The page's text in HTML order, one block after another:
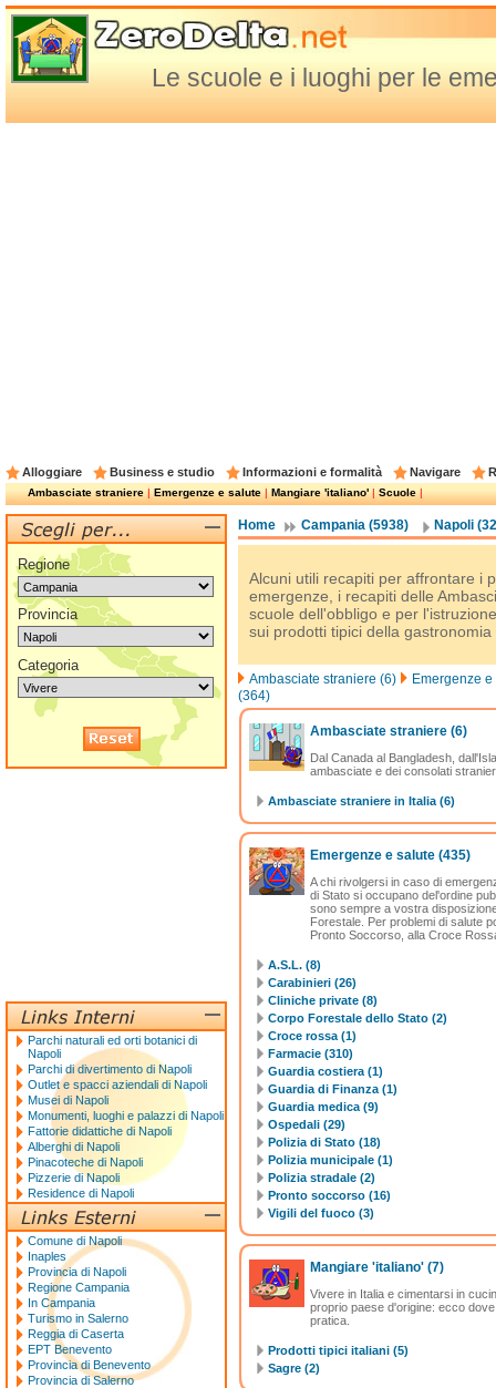
Le scuole e i luoghi per le
Alloggiare Business e studio Informazioni e formalità Navigare
Ambasciate straniere|Emergenze e salute|Mangiare 'italiano'|Scuole|
Home Campania (5938) Napoli
Alcuni utili recapiti per affrontare i
emergenze, i recapiti delle
scuole dell'obbligo e per
sui prodotti tipici della gastronomia
Ambasciate straniere (6)
Emergenze
(364)
Ambasciate straniere (6)
Dal Canada al Bangladesh,
ambasciate e dei consolati
Ambasciate straniere in Italia (6)
Emergenze e salute (435)
A chi rivolgersi in caso di
di Stato si occupano del'ordine
sono sempre a vostra
Forestale. Per problemi di salute
Pronto Soccorso, alla Croce
A.S.L. (8)
Carabinieri (26)
Cliniche private (8)
Corpo Forestale dello Stato (2)
Croce rossa (1)
Farmacie (310)
Guardia costiera (1)
Guardia di Finanza (1)
Guardia medica (9)
Ospedali (29)
Polizia di Stato (18)
Polizia municipale (1)
Polizia stradale (2)
Pronto soccorso (16)
Vigili del fuoco (3)
Mangiare 'italiano' (7)
Vivere in Italia e cimentarsi in
proprio paese d'origine: ecco
pratica.
Prodotti tipici italiani (5)
Sagre (2)
Regione
Provincia
Categoria
Parchi naturali ed orti botanici di
Napoli
Parchi di divertimento di Napoli
Outlet e spacci aziendali di Napoli
Musei di Napoli
Monumenti, luoghi e palazzi di Napoli
Fattorie didattiche di Napoli
Alberghi di Napoli
Pinacoteche di Napoli
Pizzerie di Napoli
Residence di Napoli
Comune di Napoli
Inaples
Provincia di Napoli
Regione Campania
In Campania
Turismo in Salerno
Reggia di Caserta
EPT Benevento
Provincia di Benevento
Provincia di Salerno